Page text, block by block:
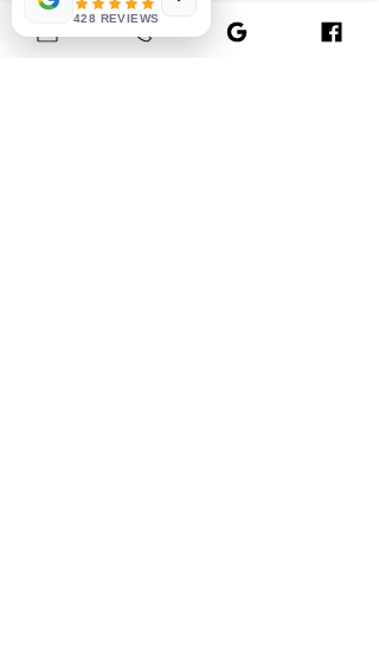
Il est fortement recommandé de
réserver vos activités et hébergements
428 REVIEWS